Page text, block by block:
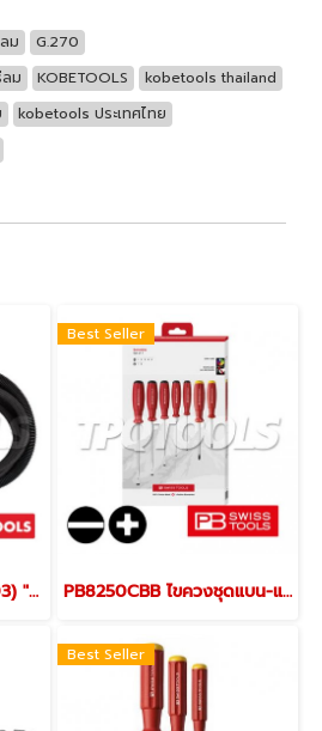
ม
G.270
ม
KOBETOOLS
kobetools thailand
kobetools ประเทศไทย
KBE2702543K (GM5603) "KOBE" ชุดเครื่องเจียร์ลม 3 มม. 56000 รอบ AIR MICRO AIR DIE GRINDER 3 MM. "KOBETOOLS" สินค้าประเทศอังกฤษ
Best Seller
PB8250CBB ไขควงชุดแบน-แฉก 7 ตัวชุด+กล่องกระดาษรุ่นใหม่ PB SWISS TOOLS
Best Seller